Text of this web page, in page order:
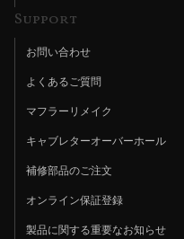
Support
お問い合わせ
よくあるご質問
マフラーリメイク
キャブレターオーバーホール
補修部品のご注文
オンライン保証登録
製品に関する重要なお知らせ